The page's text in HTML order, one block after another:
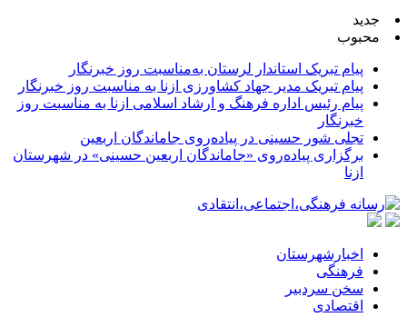
جدید
محبوب
پیام تبریک استاندار لرستان به‌مناسبت روز خبرنگار
پیام تبریک مدیر جهاد کشاورزی ازنا به مناسبت روز خبرنگار
پیام رئیس اداره فرهنگ و ارشاد اسلامی ازنا به مناسبت روز
خبرنگار
تجلی شور حسینی در پیاده‌روی جاماندگان اربعین
برگزاری پیاده‌روی «جاماندگان اربعین حسینی» در شهرستان
ازنا
اخبارشهرستان
فرهنگی
سخن سردبیر
اقتصادی